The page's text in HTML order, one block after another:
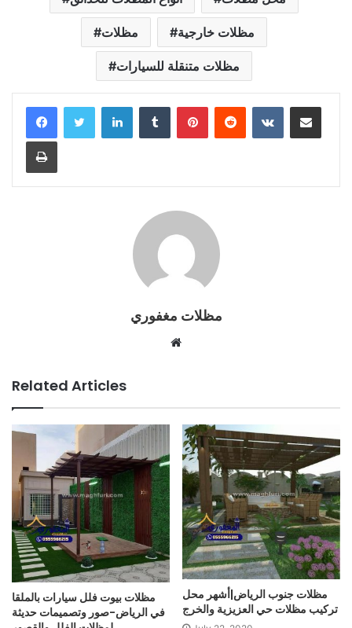
مظلات مظلات خارجية
مظلات متنقلة للسيارات
LinkedInTumblr PinterestReddit VKontakteShare via Email
Print
مظلات مغفوري
Website
Related Articles
مظلات بيوت فلل سيارات بالملقا
في الرياض-صور وتصميمات حديثة
مظلات جنوب الرياض|أشهر محل
تركيب مظلات حي العزيزية والخرج